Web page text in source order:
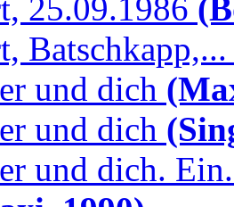
25.09.1986
Batschkapp,...
und dich
und dich
und dich.